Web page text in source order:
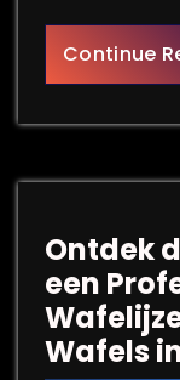
Continue
Ontdek
een
Wafels